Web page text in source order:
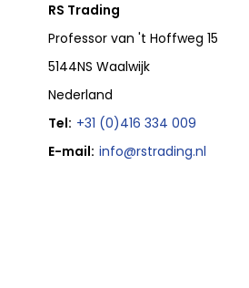
RS Trading
Professor van 't Hoffweg 15
5144NS Waalwijk
Nederland
Tel: +31 (0)416 334 009
E-mail: info@rstrading.nl